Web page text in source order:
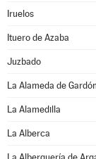
Iruelos
Ituero de Azaba
Juzbado
La Alameda de Gardón
La Alamedilla
La Alberca